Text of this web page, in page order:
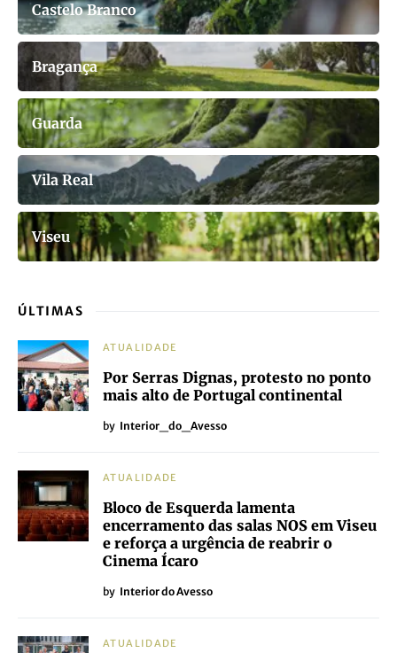
Castelo Branco
Bragança
Guarda
Vila Real
Viseu
ÚLTIMAS
ATUALIDADE
Por Serras Dignas, protesto no ponto
mais alto de Portugal continental
by Interior_do_Avesso
ATUALIDADE
Bloco de Esquerda lamenta
encerramento das salas NOS em Viseu
e reforça a urgência de reabrir o
Cinema Ícaro
by Interior do Avesso
ATUALIDADE